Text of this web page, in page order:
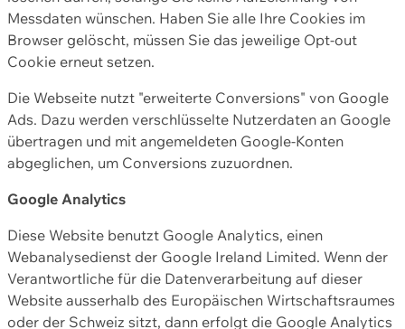
Messdaten wünschen. Haben Sie alle Ihre Cookies im
Browser gelöscht, müssen Sie das jeweilige Opt-out
Cookie erneut setzen.
Die Webseite nutzt "erweiterte Conversions" von Google
Ads. Dazu werden verschlüsselte Nutzerdaten an Google
übertragen und mit angemeldeten Google-Konten
abgeglichen, um Conversions zuzuordnen.
Google Analytics
Diese Website benutzt Google Analytics, einen
Webanalysedienst der Google Ireland Limited. Wenn der
Verantwortliche für die Datenverarbeitung auf dieser
Website ausserhalb des Europäischen Wirtschaftsraumes
oder der Schweiz sitzt, dann erfolgt die Google Analytics